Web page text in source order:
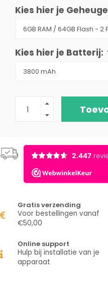
Kies hier je
Kies hier je Batterij:
Gratis verzending
Voor bestellingen vanaf
€50,00
Online support
Hulp bij installatie van je
apparaat